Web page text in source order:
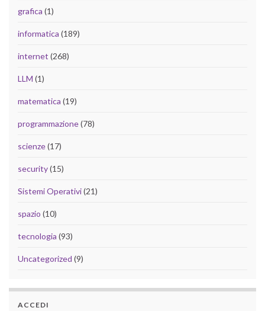
grafica (1)
informatica (189)
internet (268)
LLM (1)
matematica (19)
programmazione(78)
scienze(17)
security(15)
Sistemi Operativi(21)
spazio (10)
tecnologia (93)
Uncategorized (9)
ACCEDI